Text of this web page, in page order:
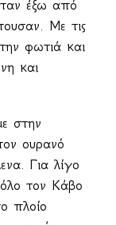
έξω από
Με τις
φωτιά και
και
στην
ουρανό
Για λίγο
τον Κάβο
πλοίο